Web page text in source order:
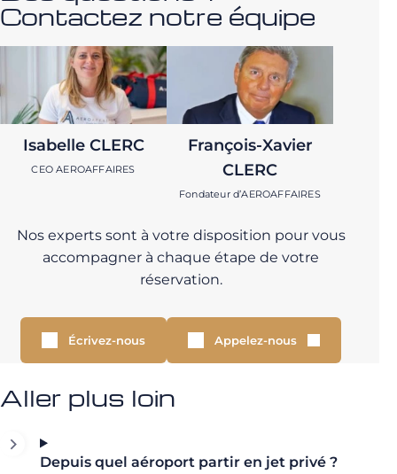
Contactez notre équipe
Isabelle CLERC
CEO AEROAFFAIRES
François-Xavier
CLERC
Fondateur d’AEROAFFAIRES
Nos experts sont à votre disposition pour vous
accompagner à chaque étape de votre
réservation.
Écrivez-nous Appelez-nous
Aller plus loin
Depuis quel aéroport partir en jet privé ?